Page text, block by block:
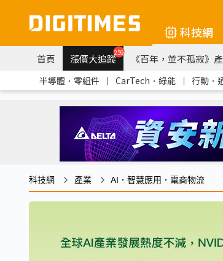
科技網
首頁 漲價大追蹤259 《百年，並不孤寂》
半導體．零組件 ｜ CarTech．綠能 ｜ 行動．
科技網 產業 AI．智慧應用．電商物流